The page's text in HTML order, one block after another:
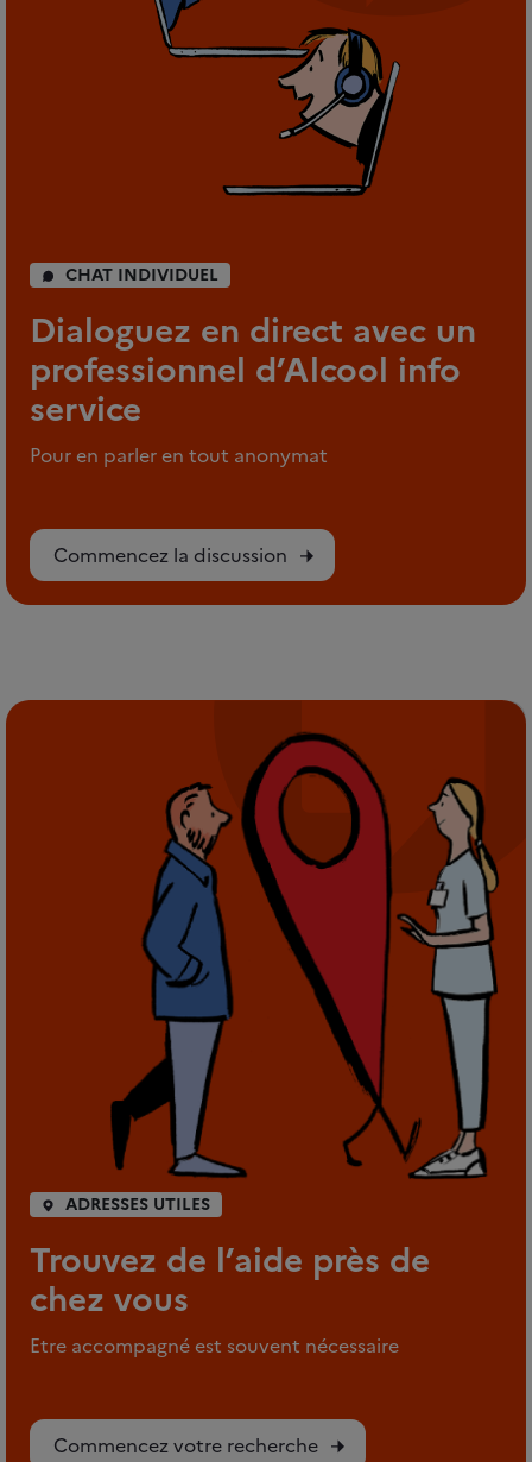
CHAT INDIVIDUEL
Dialoguez en direct avec un
professionnel d’Alcool info
service
Pour en parler en tout anonymat
Commencez la discussion
ADRESSES UTILES
Trouvez de l’aide près de
chez vous
Etre accompagné est souvent nécessaire
Commencez votre recherche